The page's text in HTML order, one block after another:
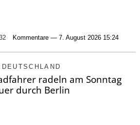
Kommentare — 7. August 2026 15:24
DEUTSCHLAND
radeln am Sonntag
durch Berlin